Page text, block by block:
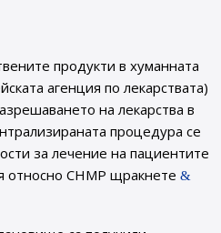
продукти в хуманната
агенция по лекарствата)
на лекарства в
процедура се
за лечение на пациентите
относно CHMP щракнете